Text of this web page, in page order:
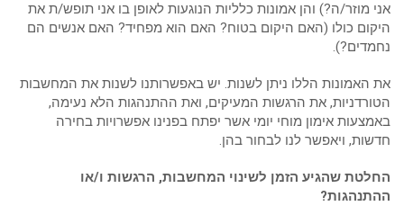
אני מוזר/ה?) והן אמונות כלליות הנוגעות לאופן בו אני תופש/ת את
היקום כולו (האם היקום בטוח? האם הוא מפחיד? האם אנשים הם
נחמדים?).
את האמונות הללו ניתן לשנות. יש באפשרותנו לשנות את המחשבות
הטורדניות, את הרגשות המעיקים, ואת ההתנהגות הלא נעימה,
באמצעות אימון מוחי יומי אשר יפתח בפנינו אפשרויות בחירה
חדשות, ויאפשר לנו לבחור בהן.
החלטת שהגיע הזמן לשינוי המחשבות, הרגשות ו/או
ההתנהגות?